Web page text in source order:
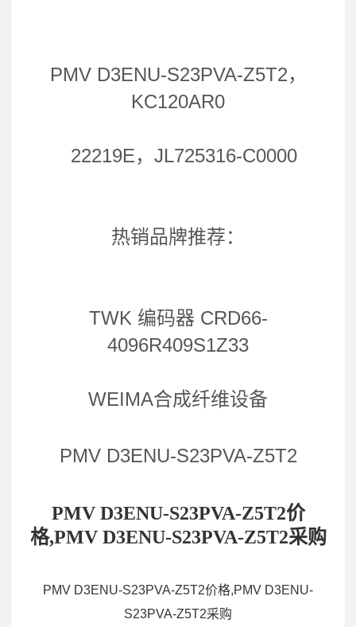
PMV D3ENU-S23PVA-Z5T2，
KC120AR0
22219E，JL725316-C0000
热销品牌推荐：
TWK 编码器 CRD66-
4096R409S1Z33
WEIMA合成纤维设备
PMV D3ENU-S23PVA-Z5T2
PMV D3ENU-S23PVA-Z5T2价
格,PMV D3ENU-S23PVA-Z5T2采购
PMV D3ENU-S23PVA-Z5T2价格,PMV D3ENU-
S23PVA-Z5T2采购